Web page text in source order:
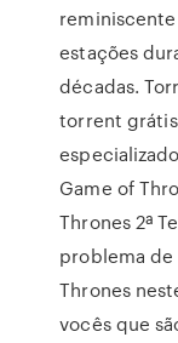
estações
décadas.
torrent
Game of
Thrones 2ª
problema de
Thrones
vocês que